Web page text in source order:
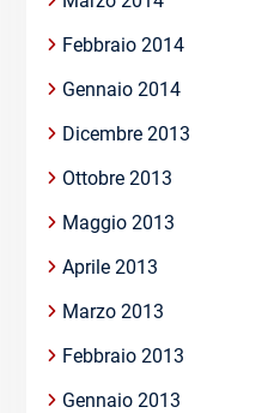
Febbraio 2014
Gennaio 2014
Dicembre 2013
Ottobre 2013
Maggio 2013
Aprile 2013
Marzo 2013
Febbraio 2013
Gennaio 2013